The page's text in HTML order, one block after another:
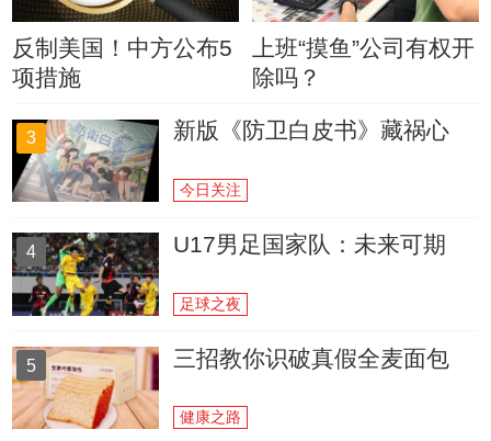
反制美国！中方公布5
项措施
上班“摸鱼”公司有权开
除吗？
3 新版《防卫白皮书》藏祸心
今日关注
4 U17男足国家队：未来可期
足球之夜
5 三招教你识破真假全麦面包
健康之路